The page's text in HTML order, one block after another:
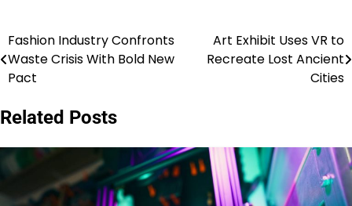
Post
navigation
Fashion Industry Confronts
Waste Crisis With Bold New
Pact
Art Exhibit Uses VR to
Recreate Lost Ancient
Cities
Related Posts